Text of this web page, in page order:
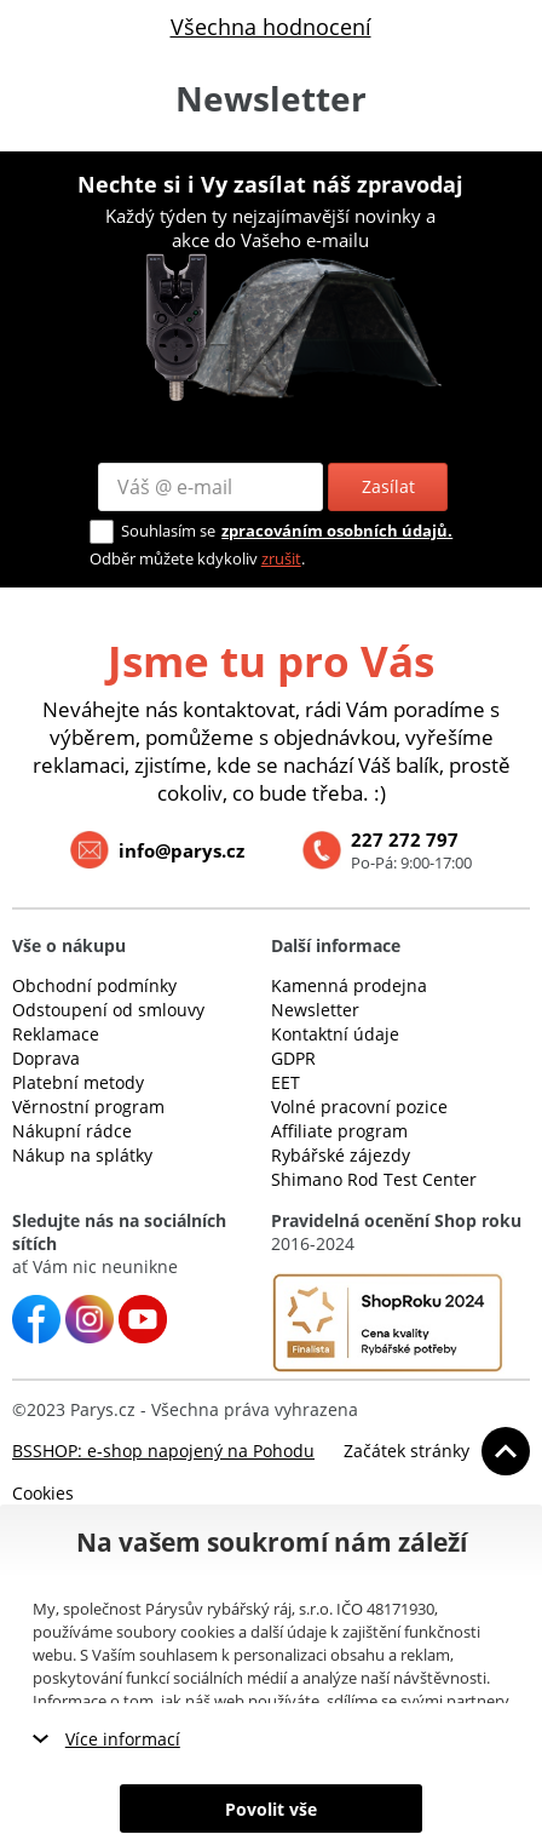
Všechna hodnocení
Newsletter
Nechte si i Vy zasílat náš zpravodaj
Každý týden ty nejzajímavější novinky a
akce do Vašeho e-mailu
Zasílat
Souhlasím se zpracováním osobních údajů.
Odběr můžete kdykolivzrušit.
Jsme tu pro Vás
Neváhejte nás kontaktovat, rádi Vám poradíme s
výběrem, pomůžeme s objednávkou, vyřešíme
reklamaci, zjistíme, kde se nachází Váš balík, prostě
cokoliv, co bude třeba. :)
227 272 797
Po-Pá: 9:00-17:00
info@parys.cz
Vše o nákupu
Obchodní podmínky
Odstoupení od smlouvy
Reklamace
Doprava
Platební metody
Věrnostní program
Nákupní rádce
Nákup na splátky
Další informace
Kamenná prodejna
Newsletter
Kontaktní údaje
GDPR
EET
Volné pracovní pozice
Affiliate program
Rybářské zájezdy
Shimano Rod Test Center
Sledujte nás na sociálních
sítích
ať Vám nic neunikne
Pravidelná ocenění Shop roku
2016-2024
©2023 Parys.cz - Všechna práva vyhrazena
BSSHOP: e-shop napojený na Pohodu
Začátek stránky
Cookies
Na vašem soukromí nám záleží
My, společnost Párysův rybářský ráj, s.r.o. IČO 48171930,
používáme soubory cookies a další údaje k zajištění funkčnosti
webu. S Vaším souhlasem k personalizaci obsahu a reklam,
poskytování funkcí sociálních médií a analýze naší návštěvnosti.
Informace o tom, jak náš web používáte, sdílíme se svými partnery
můžete přečíst, jak tyto informace Google používá. Partneři tyto
poskytli nebo které získali v důsledku toho, že používáte jejich
služby. Tyto údaje zahrnují cookies, data z dalších úložišť, IP
Více informací
Nezbytné cookies
Marketingové cookies
Povolit vše